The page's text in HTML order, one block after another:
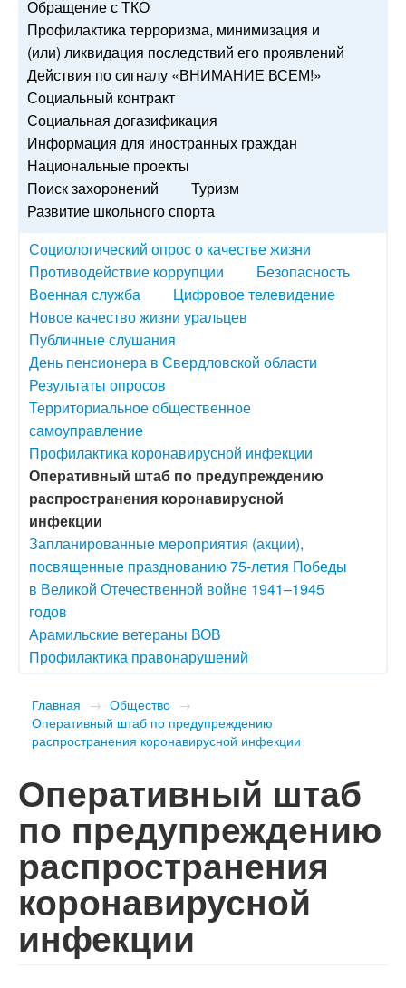
Обращение с ТКО
Профилактика терроризма, минимизация и
(или) ликвидация последствий его проявлений
Действия по сигналу «ВНИМАНИЕ ВСЕМ!»
Социальный контракт
Социальная догазификация
Информация для иностранных граждан
Национальные проекты
Поиск захоронений
Туризм
Развитие школьного спорта
Социологический опрос о качестве жизни
Противодействие коррупции
Безопасность
Военная служба
Цифровое телевидение
Новое качество жизни уральцев
Публичные слушания
День пенсионера в Свердловской области
Результаты опросов
Территориальное общественное
самоуправление
Профилактика коронавирусной инфекции
Оперативный штаб по предупреждению
распространения коронавирусной
инфекции
Запланированные мероприятия (акции),
посвященные празднованию 75-летия Победы
в Великой Отечественной войне 1941–1945
годов
Арамильские ветераны ВОВ
Профилактика правонарушений
Главная → Общество →
Оперативный штаб по предупреждению
распространения коронавирусной инфекции
Оперативный штаб
по предупреждению
распространения
коронавирусной
инфекции